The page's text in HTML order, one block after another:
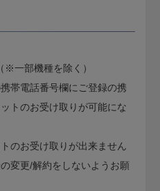
一部機種を除く）
帯電話番号欄にご登録の携
トのお受け取りが可能にな
のお受け取りが出来ません
変更/解約をしないようお願